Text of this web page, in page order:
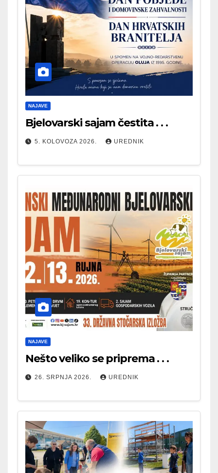
NAJAVE
Bjelovarski sajam čestita . . .
5. KOLOVOZA 2026. UREDNIK
NAJAVE
Nešto veliko se priprema . . .
26. SRPNJA 2026. UREDNIK